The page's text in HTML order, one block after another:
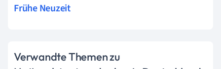
Frühe Neuzeit
Verwandte Themen zu